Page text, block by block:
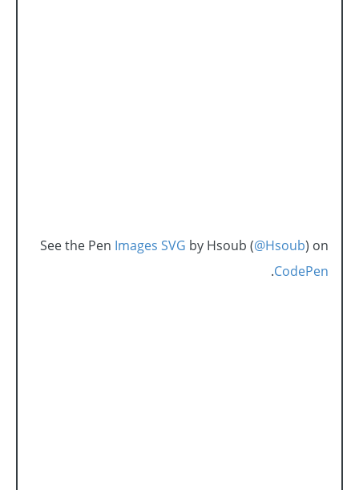
See the Pen Images SVG by Hsoub (@Hsoub) on
CodePen
.